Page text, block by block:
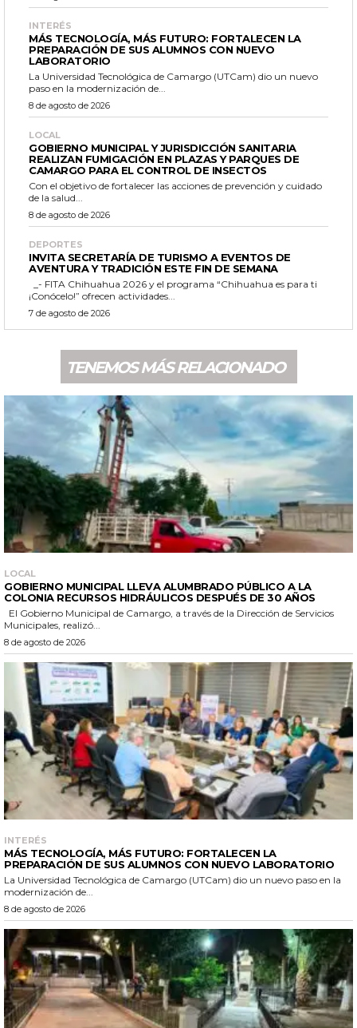
INTERÉS
MÁS TECNOLOGÍA, MÁS FUTURO: FORTALECEN LA
PREPARACIÓN DE SUS ALUMNOS CON NUEVO
LABORATORIO
La Universidad Tecnológica de Camargo (UTCam) dio un nuevo
paso en la modernización de...
8 de agosto de 2026
LOCAL
GOBIERNO MUNICIPAL Y JURISDICCIÓN SANITARIA
REALIZAN FUMIGACIÓN EN PLAZAS Y PARQUES DE
CAMARGO PARA EL CONTROL DE INSECTOS
Con el objetivo de fortalecer las acciones de prevención y cuidado
de la salud...
8 de agosto de 2026
DEPORTES
INVITA SECRETARÍA DE TURISMO A EVENTOS DE
AVENTURA Y TRADICIÓN ESTE FIN DE SEMANA
¡Conócelo!” ofrecen actividades...
7 de agosto de 2026
TENEMOS MÁS RELACIONADO
LOCAL
GOBIERNO MUNICIPAL LLEVA ALUMBRADO PÚBLICO A LA
COLONIA RECURSOS HIDRÁULICOS DESPUÉS DE 30 AÑOS
Municipales, realizó...
8 de agosto de 2026
INTERÉS
MÁS TECNOLOGÍA, MÁS FUTURO: FORTALECEN LA
PREPARACIÓN DE SUS ALUMNOS CON NUEVO LABORATORIO
La Universidad Tecnológica de Camargo (UTCam) dio un nuevo paso en la
modernización de...
8 de agosto de 2026